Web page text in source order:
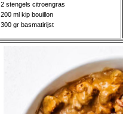
2 stengels citroengras
200 ml kip bouillon
300 gr basmatirijst